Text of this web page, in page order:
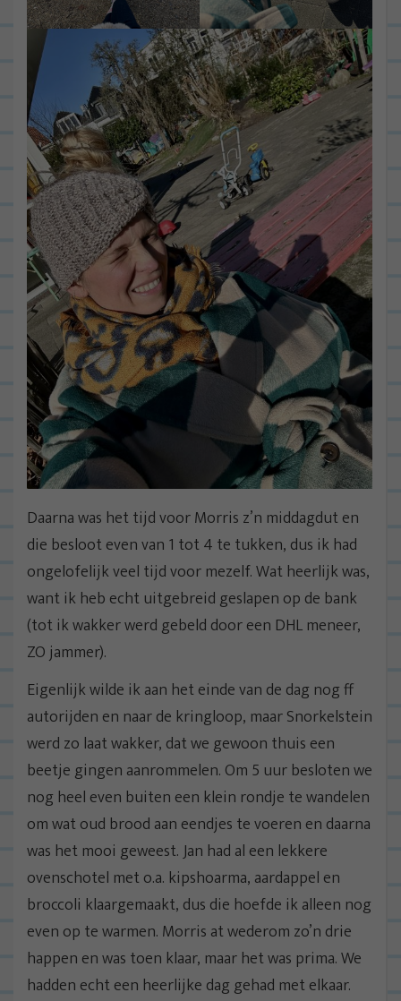
Daarna was het tijd voor Morris z’n middagdut en
die besloot even van 1 tot 4 te tukken, dus ik had
ongelofelijk veel tijd voor mezelf. Wat heerlijk was,
want ik heb echt uitgebreid geslapen op de bank
(tot ik wakker werd gebeld door een DHL meneer,
ZO jammer).
Eigenlijk wilde ik aan het einde van de dag nog ff
autorijden en naar de kringloop, maar Snorkelstein
werd zo laat wakker, dat we gewoon thuis een
beetje gingen aanrommelen. Om 5 uur besloten we
nog heel even buiten een klein rondje te wandelen
om wat oud brood aan eendjes te voeren en daarna
was het mooi geweest. Jan had al een lekkere
ovenschotel met o.a. kipshoarma, aardappel en
broccoli klaargemaakt, dus die hoefde ik alleen nog
even op te warmen. Morris at wederom zo’n drie
happen en was toen klaar, maar het was prima. We
hadden echt een heerlijke dag gehad met elkaar.